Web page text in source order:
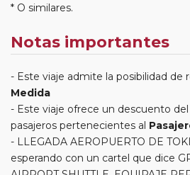
* O similares.
Notas importantes
Este viaje admite la posibilidad de
Medida
Este viaje ofrece un descuento del
pasajeros pertenecientes al
LLEGADA AEROPUERTO DE
esperando con un cartel que dice